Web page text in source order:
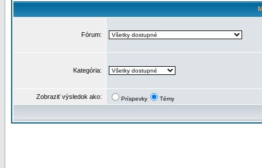
Fórum:
Kategória:
Zobraziť výsledok ako: Príspevky Témy